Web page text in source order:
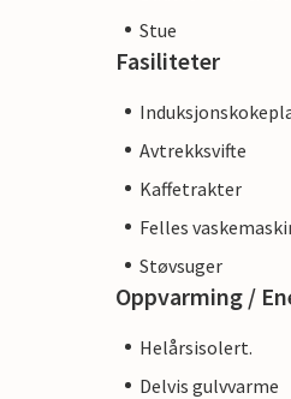
Stue
Fasiliteter
Avtrekksvifte
Kaffetrakter
Felles
Støvsuger
Oppvarming /
Helårsisolert.
Delvis gulvvarme